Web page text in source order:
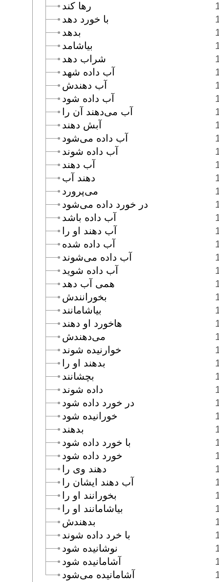
رها كند
با خورد دهد
بدهد
بياشامد
شراب دهد
آب داده شهد
آب دهندش
آب داده شود
آب مى‌دهند آن را
آبش دهند
آب داده مى‌شود
آب داده شوند
آب دهند
دهند آب
مى‌پرورد
در خورد داده مى‌شود
آب داده باشد
آب دهند او را
آب داده شده
آب داده مى‌شوند
آب داده شويد
همى آب دهد
بخورانندش
بياشامانند
هاخورد او دهند
مى‌دهندش
خوارنيده شوند
بدهند او را
بچشانند
داده شوند
در خورد داده شود
خورانيده شود
بدهند
با خورد داده شود
خورد داده شود
دهند وى را
آب دهند ايشان را
بخورانند او را
بياشامانند او را
بدهندش
با خرد داده شوند
نوشانيده شود
آشامانيده شود
آشامانيده مى‌شود